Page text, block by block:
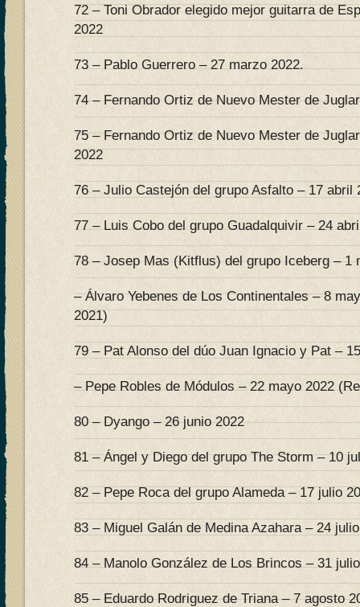
72 – Toni Obrador elegido mejor guitarra de
2022
73 – Pablo Guerrero – 27 marzo 2022.
74 – Fernando Ortiz de Nuevo Mester de
75 – Fernando Ortiz de Nuevo Mester de
2022
76 – Julio Castejón del grupo Asfalto – 17 abril
77 – Luis Cobo del grupo Guadalquivir – 24
78 – Josep Mas (Kitflus) del grupo Iceberg – 1
– Álvaro Yebenes de Los Continentales – 8
2021)
79 – Pat Alonso del dúo Juan Ignacio y Pat –
– Pepe Robles de Módulos – 22 mayo 2022
80 – Dyango – 26 junio 2022
81 – Ángel y Diego del grupo The Storm – 10
82 – Pepe Roca del grupo Alameda – 17 julio
83 – Miguel Galán de Medina Azahara – 24
84 – Manolo González de Los Brincos – 31
85 – Eduardo Rodriguez de Triana – 7 agosto